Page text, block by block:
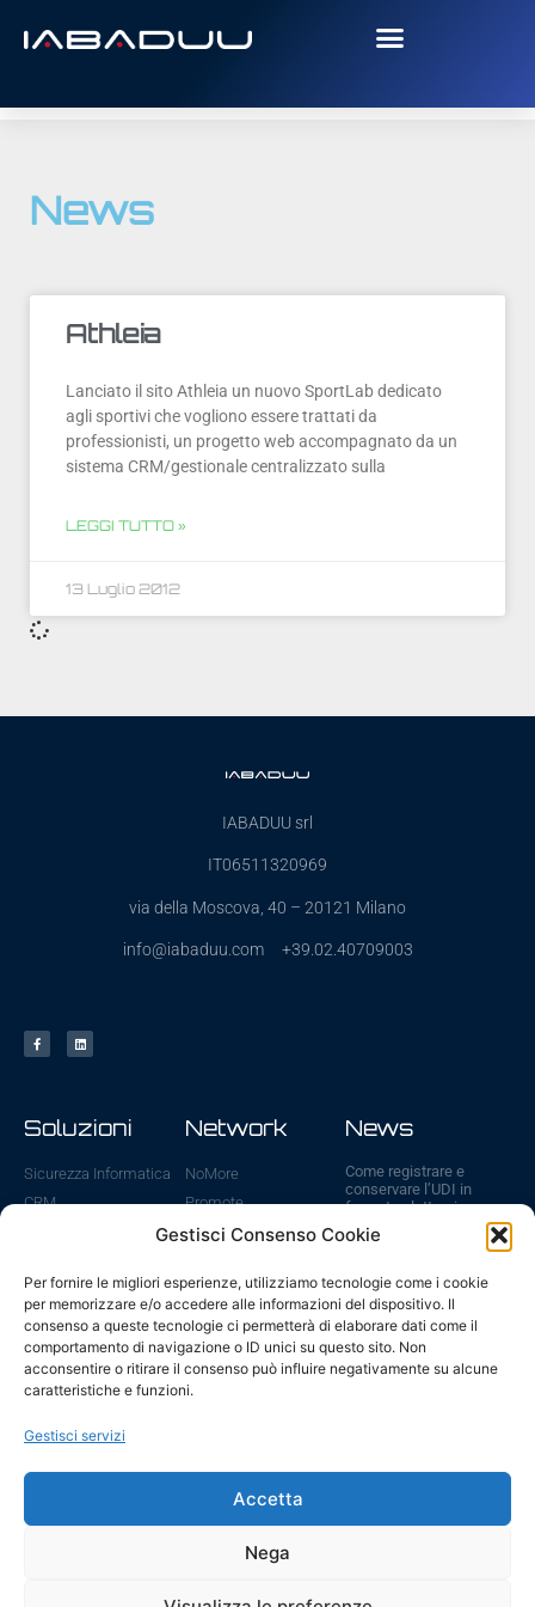
Gestisci Consenso Cookie
Per fornire le migliori esperienze, utilizziamo tecnologie come i cookie
per memorizzare e/o accedere alle informazioni del dispositivo. Il
consenso a queste tecnologie ci permetterà di elaborare dati come il
comportamento di navigazione o ID unici su questo sito. Non
acconsentire o ritirare il consenso può influire negativamente su alcune
caratteristiche e funzioni.
Gestisci servizi
Accetta
Nega
News
Athleia
Lanciato il sito Athleia un nuovo SportLab dedicato
agli sportivi che vogliono essere trattati da
professionisti, un progetto web accompagnato da un
sistema CRM/gestionale centralizzato sulla
LEGGI TUTTO »
13 Luglio 2012
IABADUU srl
IT06511320969
via della Moscova, 40 – 20121 Milano
info@iabaduu.com +39.02.40709003
Soluzioni
Sicurezza Informatica
CRM
E-Commerce
Gestione IT
Fatturazione Elettronica
Network
NoMore
Promote
ViVA
News
Come registrare e
conservare l’UDI in
formato elettronico
31 Luglio 2026
rischi se non registri i
dispositivi medici
6 Luglio 2026
Scadenze UDI ed
EUDAMED 2026: tutte
le date da ricordare
24 Giugno 2026
Vai a tutte le news